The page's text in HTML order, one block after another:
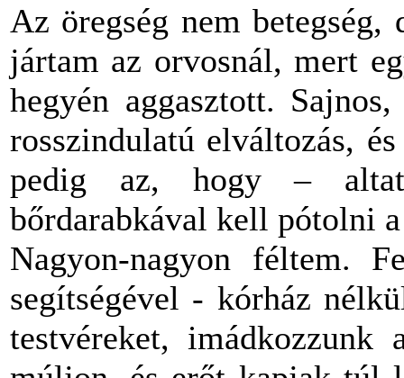
Az öregség nem
jártam az orvosnál, mert
hegyén aggasztott.
rosszindulatú elváltozás,
pedig az, hogy –
bőrdarabkával kell pótolni
Nagyon-nagyon féltem.
segítségével - kórház
testvéreket,